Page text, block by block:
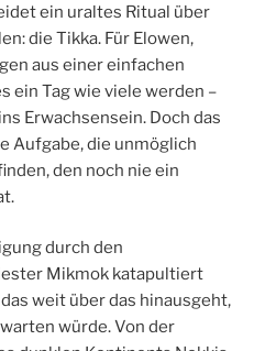
ein uraltes Ritual über
die Tikka. Für Elowen,
aus einer einfachen
ein Tag wie viele werden –
Erwachsensein. Doch das
Aufgabe, die unmöglich
den noch nie ein
durch den
Mikmok katapultiert
weit über das hinausgeht,
würde. Von der